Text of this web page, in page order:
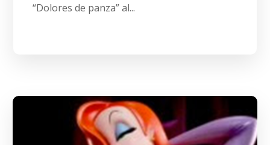
“Dolores de panza” al...